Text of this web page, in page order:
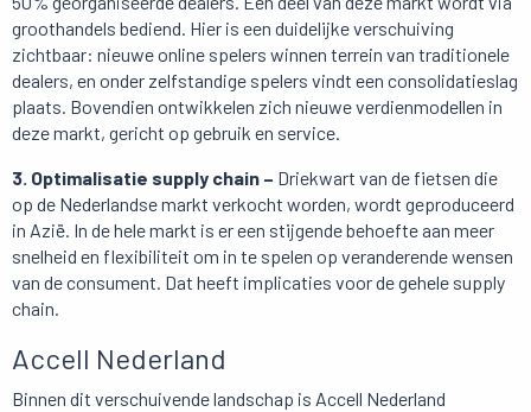
groothandels bediend. Hier is een duidelijke verschuiving
zichtbaar: nieuwe online spelers winnen terrein van traditionele
dealers, en onder zelfstandige spelers vindt een consolidatieslag
plaats. Bovendien ontwikkelen zich nieuwe verdienmodellen in
deze markt, gericht op gebruik en service.
3. Optimalisatie supply chain – Driekwart van de fietsen die
op de Nederlandse markt verkocht worden, wordt geproduceerd
in Azië. In de hele markt is er een stijgende behoefte aan meer
snelheid en flexibiliteit om in te spelen op veranderende wensen
van de consument. Dat heeft implicaties voor de gehele supply
chain.
Accell Nederland
Binnen dit verschuivende landschap is Accell Nederland